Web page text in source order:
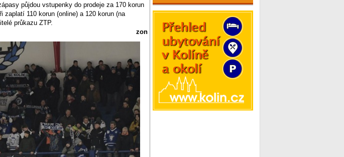
půjdou vstupenky do prodeje za 170 korun
zaplatí 110 korun (online) a 120 korun (na
průkazu ZTP.
zon